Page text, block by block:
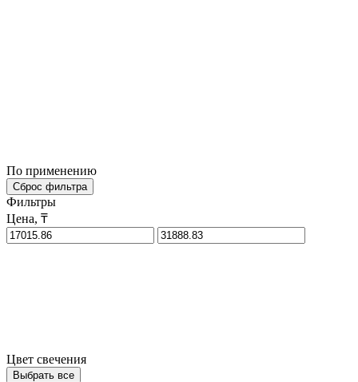
По применению
Сброс фильтра
Фильтры
Цена, ₸
Цвет свечения
Выбрать все